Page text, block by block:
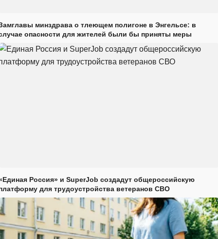
минздрава о тлеющем полигоне в Энгельсе: в
опасности для жителей были бы приняты меры
Россия» и SuperJob создадут общероссийскую
для трудоустройства ветеранов СВО